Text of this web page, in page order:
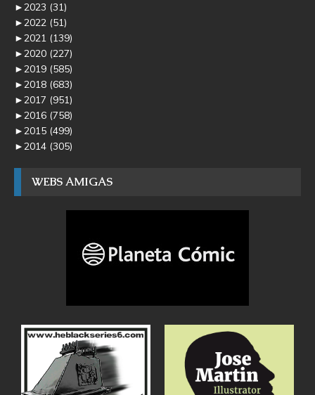
►2023 (31)
►2022 (51)
►2021 (139)
►2020 (227)
►2019 (585)
►2018 (683)
►2017 (951)
►2016 (758)
►2015 (499)
►2014 (305)
WEBS AMIGAS